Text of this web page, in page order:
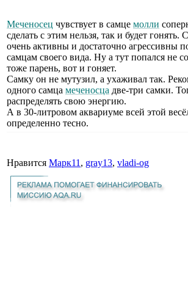
Меченосец чувствует в самце молли
сделать с этим нельзя, так и будет гонять.
очень активны и достаточно агрессивны
самцам своего вида. Ну а тут попался не
тоже парень, вот и гоняет.
Самку он не мутузил, а ухаживал так.
одного самца меченосца две-три самки.
распределять свою энергию.
А в 30-литровом аквариуме всей этой
определенно тесно.
Нравится Марк11 , gray13, vladi-og